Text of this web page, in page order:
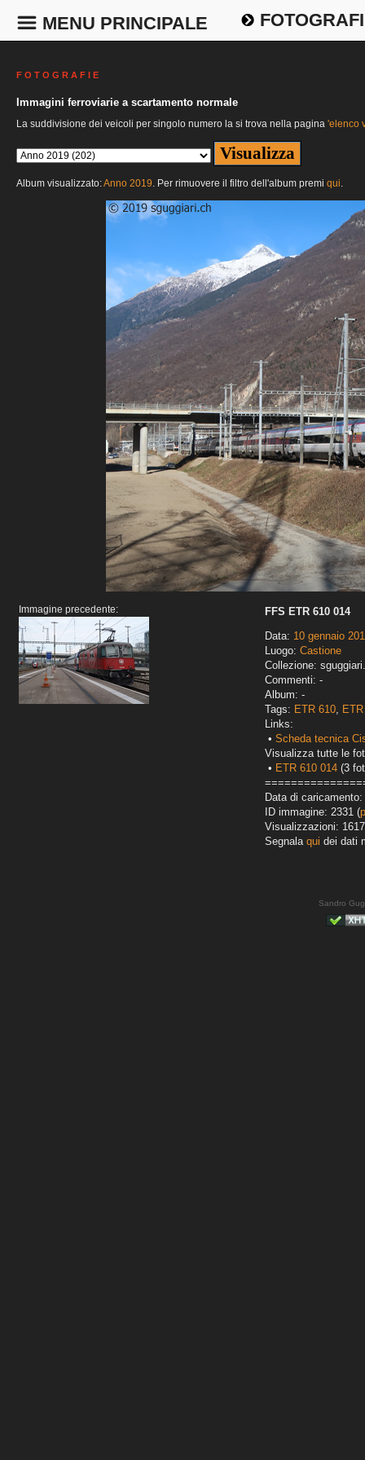
MENU PRINCIPALE
F O T O G R A F I E
Immagini ferroviarie a scartamento normale
La suddivisione dei veicoli per singolo numero la si trova nella pagina 'elenco
Album visualizzato:Anno 2019. Per rimuovere il filtro dell'album premi qui.
Immagine precedente:
FFS ETR 610 014
Data: 10 gennaio
Luogo: Castione
Collezione:
Commenti: -
Album: -
Tags: ETR 610,
Links:
• Scheda tecnica
Visualizza tutte le
• ETR 610 014 (3
Data di
ID immagine: 2331 (
Visualizzazioni: 1617
Segnala qui dei dati
Sandro